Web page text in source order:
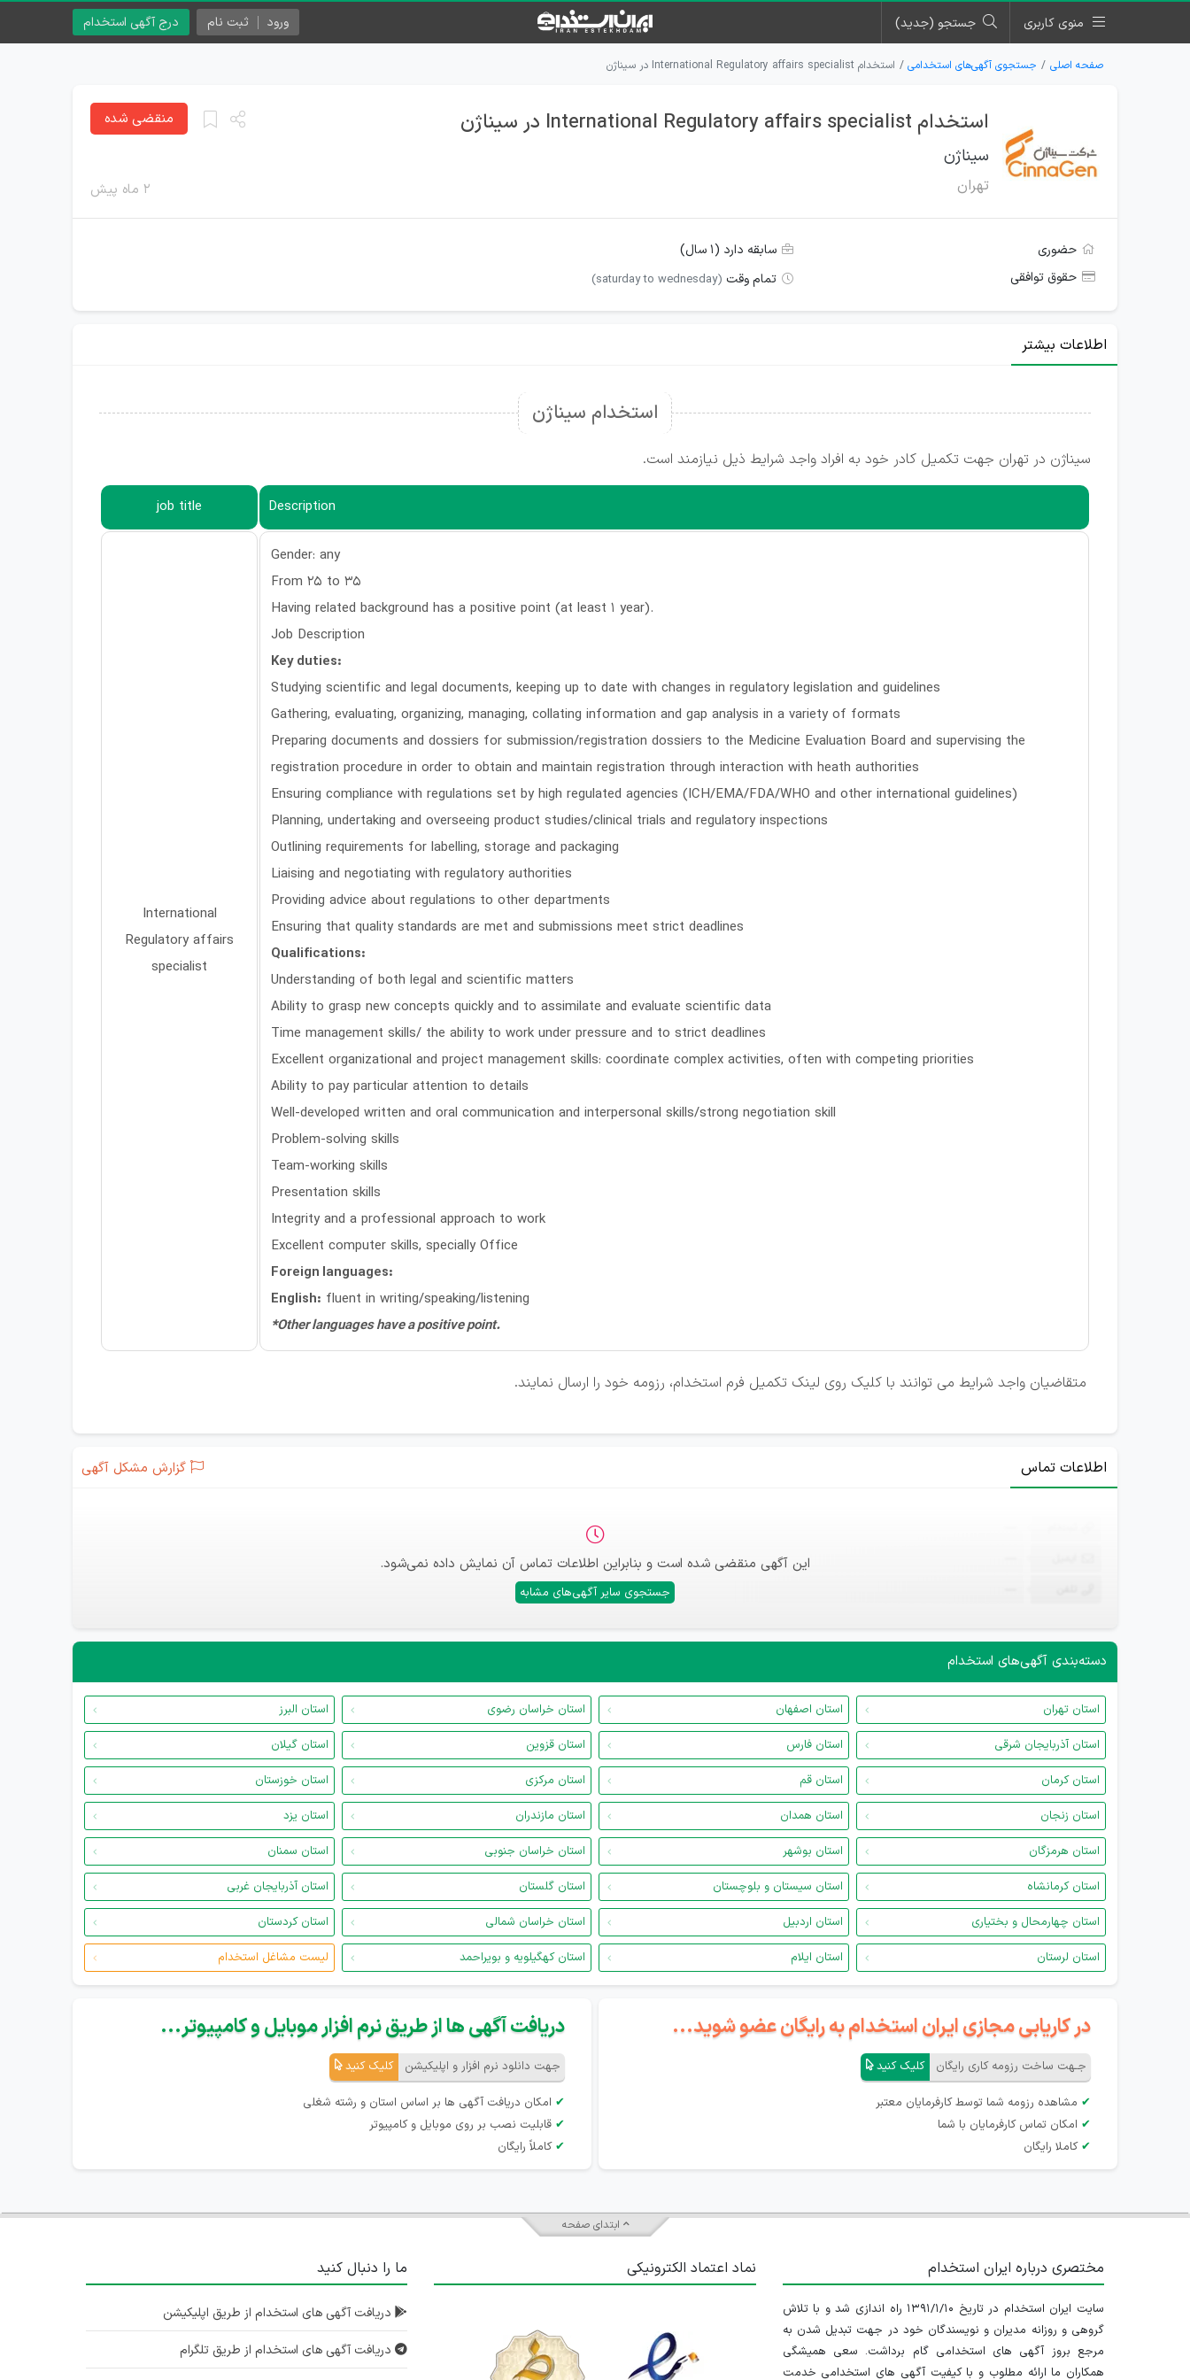
منوی کاربری جستجو (جدید) درج آگهی استخدام ورود ثبت نام
صفحه اصلی جستجوی آگهی‌های استخدامی استخدام International Regulatory affairs specialist در سیناژن
استخدام International Regulatory affairs specialist در سیناژن
سیناژن
تهران ۲ ماه پیش
منقضی شده
حضوری
سابقه دارد (۱ سال)
حقوق توافقی
تمام وقت (saturday to wednesday)
اطلاعات بیشتر
استخدام سیناژن
سیناژن در تهران جهت تکمیل کادر خود به افراد واجد شرایط ذیل نیازمند است.
Description
job title
Gender: any
From 25 to 35
Having related background has a positive point (at least 1 year).
Job Description
Key duties:
Studying scientific and legal documents, keeping up to date with changes in regulatory legislation and guidelines
Gathering, evaluating, organizing, managing, collating information and gap analysis in a variety of formats
Preparing documents and dossiers for submission/registration dossiers to the Medicine Evaluation Board and supervising the
registration procedure in order to obtain and maintain registration through interaction with heath authorities
Ensuring compliance with regulations set by high regulated agencies (ICH/EMA/FDA/WHO and other international guidelines)
Planning, undertaking and overseeing product studies/clinical trials and regulatory inspections
Outlining requirements for labelling, storage and packaging
Liaising and negotiating with regulatory authorities
Providing advice about regulations to other departments
Ensuring that quality standards are met and submissions meet strict deadlines
Qualifications:
Understanding of both legal and scientific matters
Ability to grasp new concepts quickly and to assimilate and evaluate scientific data
Time management skills/ the ability to work under pressure and to strict deadlines
Excellent organizational and project management skills: coordinate complex activities, often with competing priorities
Ability to pay particular attention to details
Well-developed written and oral communication and interpersonal skills/strong negotiation skill
Problem-solving skills
Team-working skills
Presentation skills
Integrity and a professional approach to work
Excellent computer skills, specially Office
Foreign languages:
English: fluent in writing/speaking/listening
*Other languages have a positive point.
International
Regulatory affairs
specialist
متقاضیان واجد شرایط می توانند با کلیک روی لینک تکمیل فرم استخدام، رزومه خود را ارسال نمایند.
اطلاعات تماس گزارش مشکل آگهی
این آگهی منقضی شده است و بنابراین اطلاعات تماس آن نمایش داده نمی‌شود.
جستجوی سایر آگهی‌های مشابه
دسته‌بندی آگهی‌های استخدام
استان تهران استان اصفهان استان خراسان رضوی
استان البرز
استان آذربایجان شرقی
استان فارس استان قزوین
استان گیلان
استان کرمان
استان قم استان مرکزی
استان خوزستان
استان زنجان
استان همدان استان مازندران
استان یزد
استان هرمزگان
استان بوشهر استان خراسان جنوبی
استان سمنان
استان کرمانشاه
استان سیستان و بلوچستان استان گلستان
استان آذربایجان غربی
استان چهارمحال و بختیاری
استان اردبیل استان خراسان شمالی
استان کردستان
استان لرستان
استان ایلام استان کهگیلویه و بویراحمد لیست مشاغل استخدام
در کاریابی مجازی ایران استخدام به رایگان عضو شوید...
جـهت ساخت رزومه کاری رایگان کلیک کنید
✔ مشاهده رزومه شما توسط کارفرمایان معتبر
✔ امکان تماس کارفرمایان با شما
✔ کاملا رایگان
دریافت آگهی ها از طریق نرم افزار موبایل و کامپیوتر...
جهت دانلود نرم افزار و اپلیکیشن کلیک کنید
✔ امکان دریافت آگهی ها بر اساس استان و رشته شغلی
✔ قابلیت نصب بر روی موبایل و کامپیوتر
✔ کاملاً رایگان
ابتدای صفحه
مختصری درباره ایران استخدام
سایت ایران استخدام در تاریخ ۱۳۹۱/۱/۱۰ راه اندازی شد و با تلاش
گروهی و روزانه مدیران و نویسندگان خود در جهت تبدیل شدن به
مرجع بروز آگهی های استخدامی گام برداشت. سعی همیشگی
همکاران ما ارائه مطلوب و با کیفیت آگهی های استخدامی خدمت
نماد اعتماد الکترونیکی ما را دنبال کنید
دریافت آگهی های استخدام از طریق اپلیکیشن
دریافت آگهی های استخدام از طریق تلگرام